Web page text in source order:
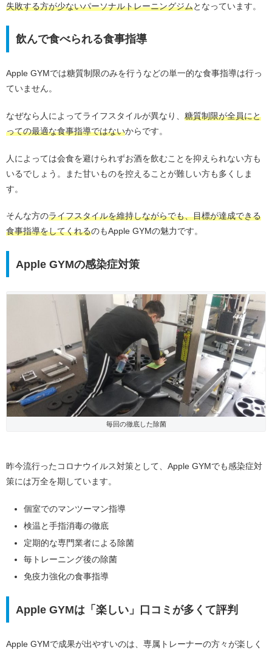
失敗する方が少ないパーソナルトレーニングジムとなっています。
飲んで食べられる食事指導
Apple GYMでは糖質制限のみを行うなどの単一的な食事指導は行っ
ていません。
なぜなら人によってライフスタイルが異なり、 糖質制限が全員にと
っての最適な食事指導ではないからです。
人によっては会食を避けられずお酒を飲むことを抑えられない方も
いるでしょう。また甘いものを控えることが難しい方も多くしま
す。
そんな方のライフスタイルを維持しながらでも、目標が達成できる
食事指導をしてくれるのもApple GYMの魅力です。
Apple GYMの感染症対策
毎回の徹底した除菌
昨今流行ったコロナウイルス対策として、Apple GYMでも感染症対
策には万全を期しています。
個室でのマンツーマン指導
検温と手指消毒の徹底
定期的な専門業者による除菌
毎トレーニング後の除菌
免疫力強化の食事指導
Apple GYMは「楽しい」口コミが多くて評判
Apple GYMで成果が出やすいのは、専属トレーナーの方々が楽しく